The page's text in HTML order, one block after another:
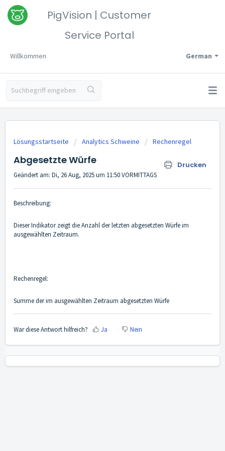
PigVision | Customer
Service Portal
German
Willkommen
Lösungsstartseite Analytics Schweine Rechenregel
Abgesetzte Würfe Drucken
Geändert am: Di, 26 Aug, 2025 um 11:50 VORMITTAGS
Beschreibung:
Dieser Indikator zeigt die Anzahl der letzten abgesetzten Würfe im
ausgewählten Zeitraum.
Rechenregel:
Summe der im ausgewählten Zeitraum abgesetzten Würfe
War diese Antwort hilfreich? Ja Nein